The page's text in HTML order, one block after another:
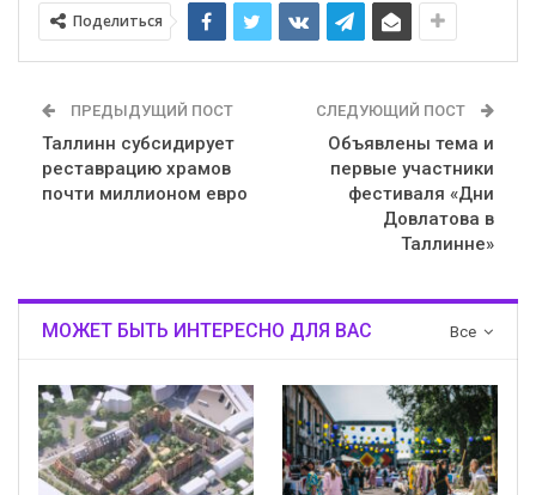
Поделиться
ПРЕДЫДУЩИЙ ПОСТ
Таллинн субсидирует
реставрацию храмов
почти миллионом евро
СЛЕДУЮЩИЙ ПОСТ
Объявлены тема и
первые участники
фестиваля «Дни
Довлатова в
Таллинне»
Все
МОЖЕТ БЫТЬ ИНТЕРЕСНО ДЛЯ ВАС